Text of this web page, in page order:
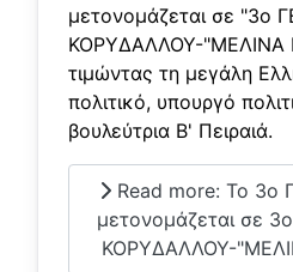
μετονομάζεται σε "3ο
ΚΟΡΥΔΑΛΛΟΥ-"ΜΕΛΙΝΑ
τιμώντας τη μεγάλη
πολιτικό, υπουργό
βουλεύτρια Β' Πειραιά.
Read more: Το 3ο
μετονομάζεται σε
ΚΟΡΥΔΑΛΛΟΥ-